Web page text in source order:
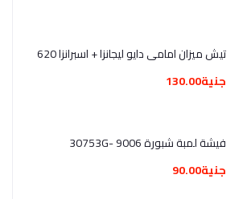
تيش ميزان امامى دايو ليجانزا + اسبرانزا 620
جنية130.00
فيشة لمبة شبورة 9006 -30753G
جنية90.00